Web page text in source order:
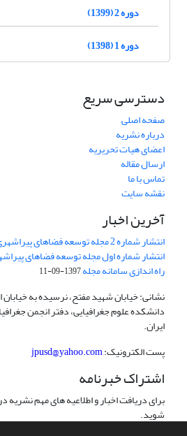
دوره 2 (1399)
دوره 1 (1398)
دسترسی سریع
صفحه اصلی
درباره نشریه
اعضای هیات تحریریه
ارسال مقاله
تماس با ما
نقشه سایت
آخرین اخبار
انتشار شماره 2 مجله توسعه فضاهای پیراشهری
انتشار شماره اول مجله توسعه فضاهای
راه اندازی سامانه مجله1397-09-11
نشانی: خیابان شهید مفتح، نرسیده به خیابان
دانشکده علوم جغرافیایی، دفتر انجمن
ایران.
پست الکترونیک:jpusd@yahoo.com
اشتراک خبرنامه
برای دریافت اخبار و اطلاعیه های مهم
شوید.